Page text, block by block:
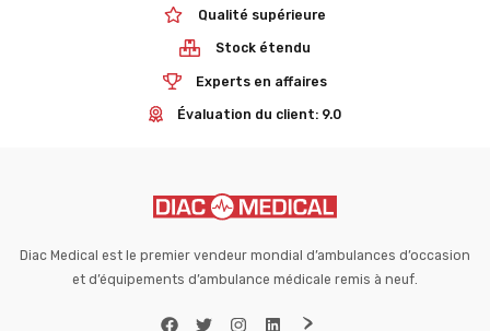
Qualité supérieure
Stock étendu
Experts en affaires
Évaluation du client: 9.0
Diac Medical est le premier vendeur mondial d’ambulances d’occasion
et d’équipements d’ambulance médicale remis à neuf.